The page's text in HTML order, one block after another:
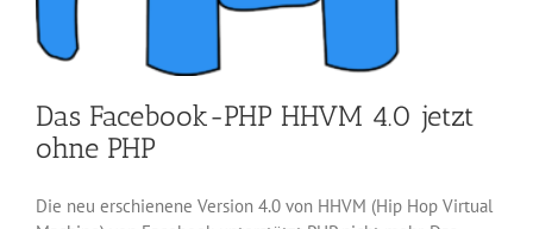
Das Facebook-PHP HHVM 4.0 jetzt
ohne PHP
Die neu erschienene Version 4.0 von HHVM (Hip Hop Virtual